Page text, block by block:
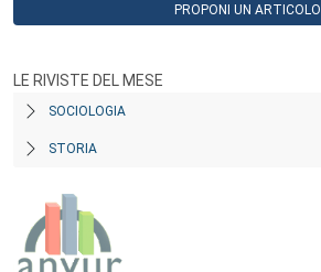
PROPONI UN ARTICOLO
LE RIVISTE DEL MESE
SOCIOLOGIA
STORIA